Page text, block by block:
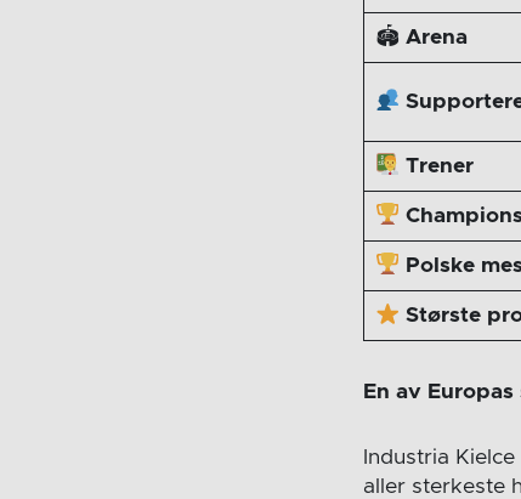
🏟 Arena
Trener
Polske
Største
En av
Industria
aller sterkeste